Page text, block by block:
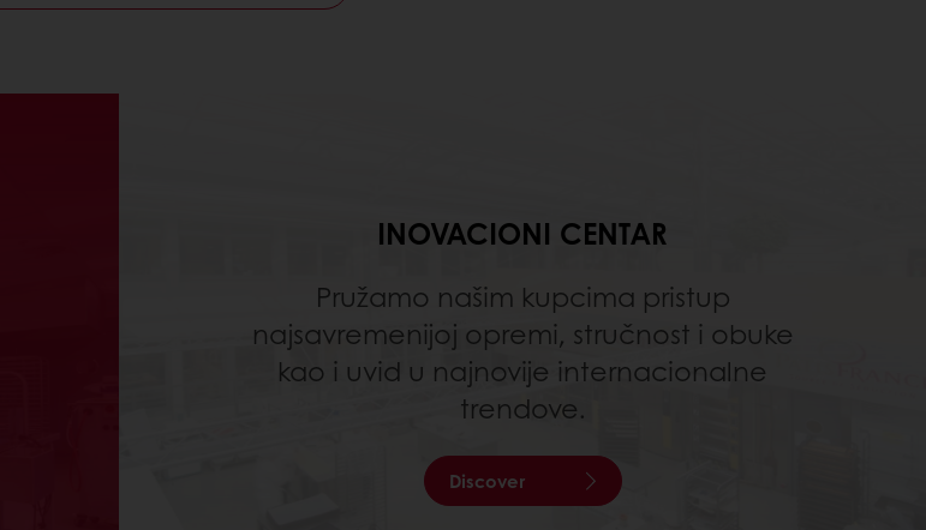
INOVACIONI CENTAR
Pružamo našim kupcima pristup
najsavremenijoj opremi, stručnost i obuke
kao i uvid u najnovije internacionalne
trendove.
Discover